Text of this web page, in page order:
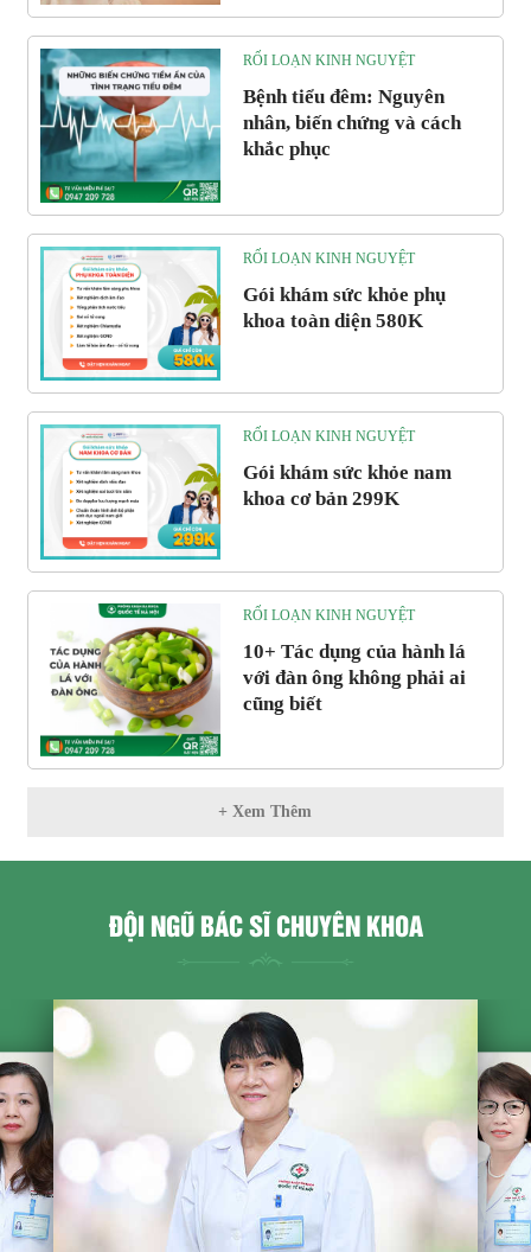
RỐI LOẠN KINH NGUYỆT
Bệnh tiểu đêm: Nguyên
nhân, biến chứng và cách
khắc phục
RỐI LOẠN KINH NGUYỆT
Gói khám sức khỏe phụ
khoa toàn diện 580K
RỐI LOẠN KINH NGUYỆT
Gói khám sức khỏe nam
khoa cơ bản 299K
RỐI LOẠN KINH NGUYỆT
10+ Tác dụng của hành lá
với đàn ông không phải ai
cũng biết
+ Xem Thêm
ĐỘI NGŨ BÁC SĨ CHUYÊN KHOA